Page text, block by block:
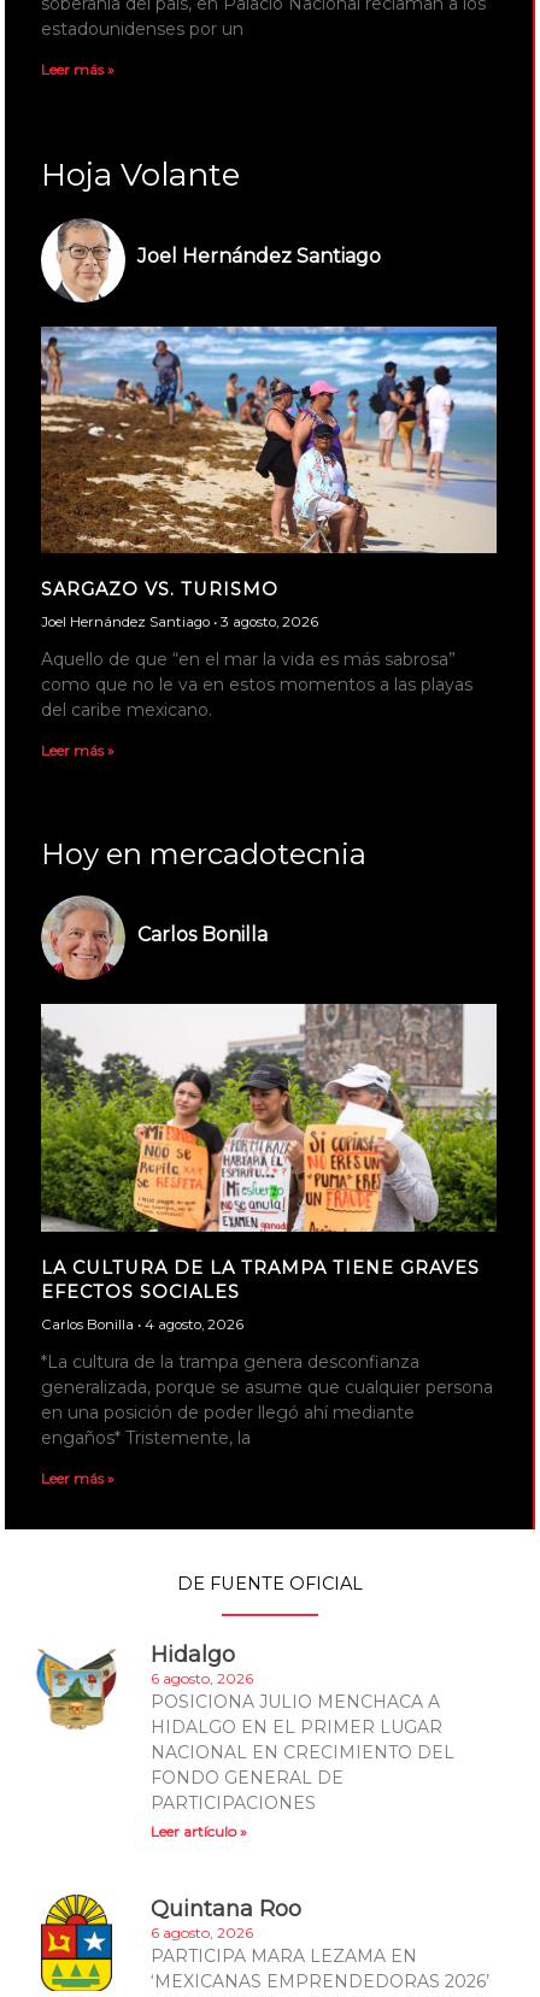
estadounidenses por un
Leer más »
Hoja Volante
Joel Hernández Santiago
SARGAZO VS. TURISMO
Joel Hernández Santiago 3 agosto, 2026
Aquello de que “en el mar la vida es más sabrosa”
como que no le va en estos momentos a las playas
del caribe mexicano.
Leer más »
Hoy en mercadotecnia
Carlos Bonilla
LA CULTURA DE LA TRAMPA TIENE GRAVES
EFECTOS SOCIALES
Carlos Bonilla 4 agosto, 2026
*La cultura de la trampa genera desconfianza
generalizada, porque se asume que cualquier persona
en una posición de poder llegó ahí mediante
engaños* Tristemente, la
Leer más »
DE FUENTE OFICIAL
Hidalgo
6 agosto, 2026
POSICIONA JULIO MENCHACA A
HIDALGO EN EL PRIMER LUGAR
NACIONAL EN CRECIMIENTO DEL
FONDO GENERAL DE
PARTICIPACIONES
Leer artículo »
Quintana Roo
6 agosto, 2026
PARTICIPA MARA LEZAMA EN
‘MEXICANAS EMPRENDEDORAS 2026’